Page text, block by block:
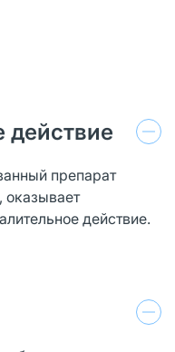
действие
препарат
оказывает
действие.